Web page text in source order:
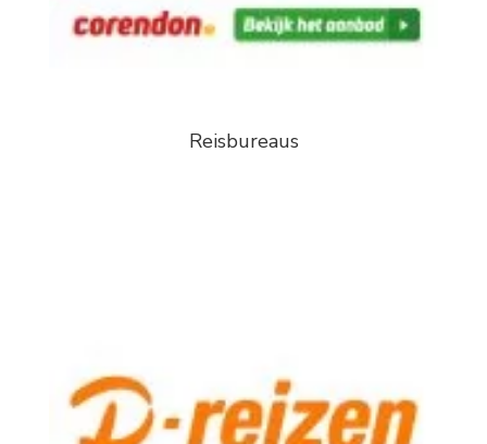
Reisbureaus